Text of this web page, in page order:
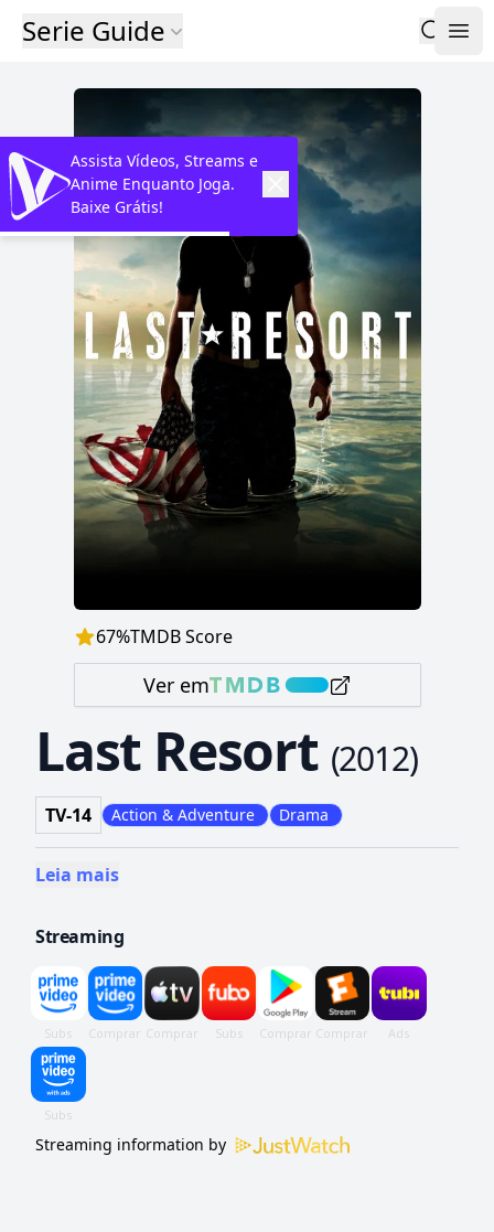
Serie Guide
67%TMDB Score
Ver em
Last Resort (2012)
TV-14 Action & Adventure Drama
Leia mais
Streaming
Streaming information by
Assista Vídeos, Streams e
Anime Enquanto Joga.
Baixe Grátis!